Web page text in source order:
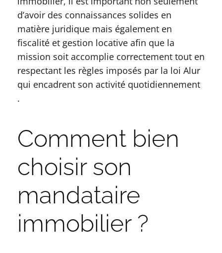
d’avoir des connaissances solides en
matière juridique mais également en
fiscalité et gestion locative afin que la
mission soit accomplie correctement tout en
respectant les règles imposés par la loi Alur
qui encadrent son activité quotidiennement
.
Comment bien
choisir son
mandataire
immobilier ?